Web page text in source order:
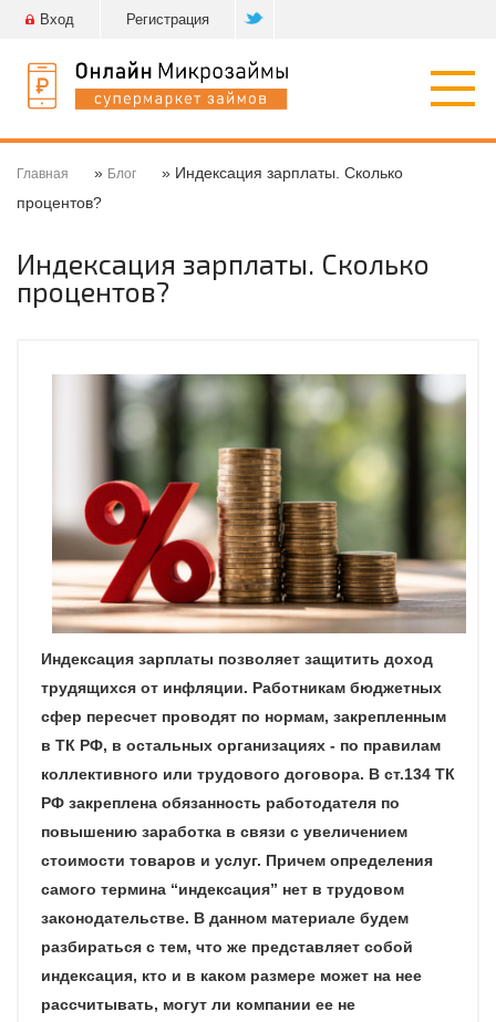
Вход Регистрация
Главная » Блог
» Индексация зарплаты. Сколько
процентов?
Индексация зарплаты. Сколько
процентов?
Индексация зарплаты позволяет защитить доход
трудящихся от инфляции. Работникам бюджетных
сфер пересчет проводят по нормам, закрепленным
в ТК РФ, в остальных организациях - по правилам
коллективного или трудового договора. В ст.134 ТК
РФ закреплена обязанность работодателя по
повышению заработка в связи с увеличением
стоимости товаров и услуг. Причем определения
самого термина “индексация” нет в трудовом
законодательстве. В данном материале будем
разбираться с тем, что же представляет собой
индексация, кто и в каком размере может на нее
рассчитывать, могут ли компании ее не